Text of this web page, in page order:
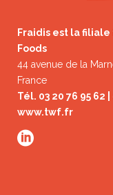
Fraidis est la
Foods
44 avenue de la
France
Tél. 03 20 76 95 62 |
www.twf.fr